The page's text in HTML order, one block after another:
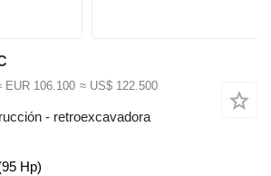
EUR 106.100 ≈ US$ 122.500
- retroexcavadora
Hp)